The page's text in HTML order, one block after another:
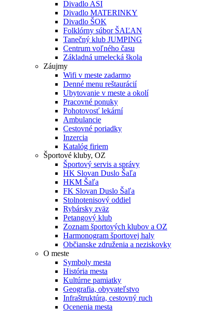
Divadlo ASI
Divadlo MATERINKY
Divadlo ŠOK
Folklórny súbor ŠAĽAN
Tanečný klub JUMPING
Centrum voľného času
Základná umelecká škola
Záujmy
Wifi v meste zadarmo
Denné menu reštaurácií
Ubytovanie v meste a okolí
Pracovné ponuky
Pohotovosť lekární
Ambulancie
Cestovné poriadky
Inzercia
Katalóg firiem
Športové kluby, OZ
Športový servis a správy
HK Slovan Duslo Šaľa
HKM Šaľa
FK Slovan Duslo Šaľa
Stolnotenisový oddiel
Rybársky zväz
Petangový klub
Zoznam športových klubov a OZ
Harmonogram športovej haly
Občianske združenia a neziskovky
O meste
Symboly mesta
História mesta
Kultúrne pamiatky
Geografia, obyvateľstvo
Infraštruktúra, cestovný ruch
Ocenenia mesta